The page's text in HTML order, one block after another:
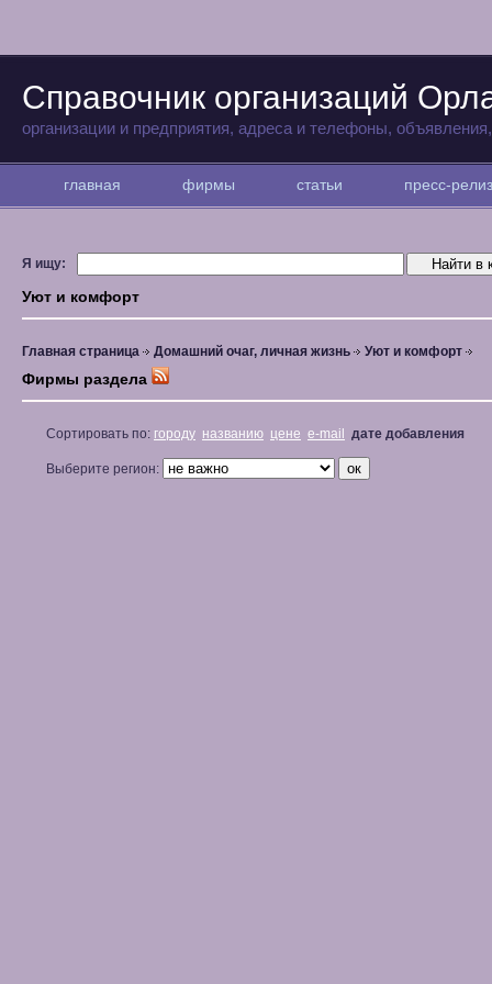
Справочник организаций
организации и предприятия, адреса и телефоны,
главная фирмы статьи пресс-
Я ищу:
Уют и комфорт
Главная страница Домашний очаг, личная жизнь Уют и комфорт
Фирмы раздела
Сортировать по: городу названию цене e-mail дате добавления
Выберите регион: